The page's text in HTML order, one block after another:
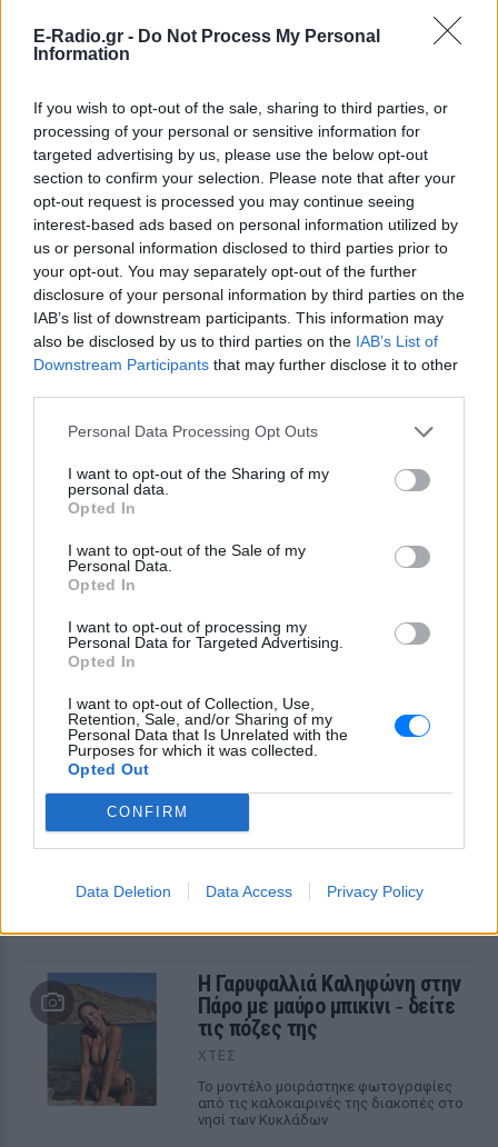
E-Radio.gr - Do Not Process My Personal
Information
If you wish to opt-out of the sale, sharing to third parties, or
processing of your personal or sensitive information for
targeted advertising by us, please use the below opt-out
section to confirm your selection. Please note that after your
opt-out request is processed you may continue seeing
interest-based ads based on personal information utilized by
us or personal information disclosed to third parties prior to
your opt-out. You may separately opt-out of the further
disclosure of your personal information by third parties on the
IAB’s list of downstream participants. This information may
also be disclosed by us to third parties on the IAB’s List of
Downstream Participants that may further disclose it to other
Personal Data Processing Opt Outs
I want to opt-out of the Sharing of my
personal data.
Opted In
I want to opt-out of the Sale of my
Personal Data.
Opted In
I want to opt-out of processing my
Personal Data for Targeted Advertising.
Opted In
I want to opt-out of Collection, Use,
Retention, Sale, and/or Sharing of my
Personal Data that Is Unrelated with the
Purposes for which it was collected.
Opted Out
CONFIRM
Data Deletion Data Access Privacy Policy
στο BTS concert στο Παρίσι ‑
το καλοκαίρι που δεν θα
Η παρουσιάστρια μοιράστηκε τη διπλή
καλοκαιρινή της περιπέτεια μέσα από
ανάρτηση που συγκέντρωσε χιλιάδες
likes στο Instagram.
Κατερίνα Καινούργιου στην
Πάρο: Η αγκαλιά με την κόρη
της και η λεζάντα που «λύγισε»
τους followers
ΧΤΕΣ
Η παρουσιάστρια απολαμβάνει διακοπές
στις Κυκλάδες με τον σύντροφό της
Παναγιώτη Κουτσουμπή και το παιδί
Βαλέρια Χοψονίδου: Η βάφτιση
του γιου της στη Βουλιαγμένη
και οι φωτογραφίες που
δημοσίευσαν οι καλεσμένοι
Ο μικρός Παναγιώτης βαφτίστηκε στον
Ιερό Ναό Αγίου Νικολάου, με τη βάφτιση
Βάλια Χατζηθεοδώρου: Μπικίνι και βραδινές
έξοδοι στη Μύκονο – Οι φωτογραφίες της
στιγμιότυπων από τις καλοκαιρινές της διακοπές στο «νησί
Η Γαρυφαλλιά Καληφώνη στην
Πάρο με μαύρο μπικίνι ‑ δείτε
τις πόζες της
ΧΤΕΣ
Το μοντέλο μοιράστηκε φωτογραφίες
από τις καλοκαιρινές της διακοπές στο
νησί των Κυκλάδων